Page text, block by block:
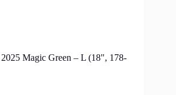
Magic Green – L (18", 178-